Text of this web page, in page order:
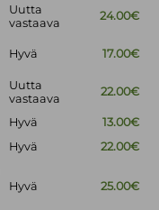
Uutta
vastaava
24.00€
Hyvä 17.00€
Uutta
vastaava
22.00€
Hyvä
13.00€
Hyvä
22.00€
Hyvä 25.00€